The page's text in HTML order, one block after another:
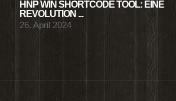
HNP WIN SHORTCODE TOOL: EINE
REVOLUTION ...
26. April 2024